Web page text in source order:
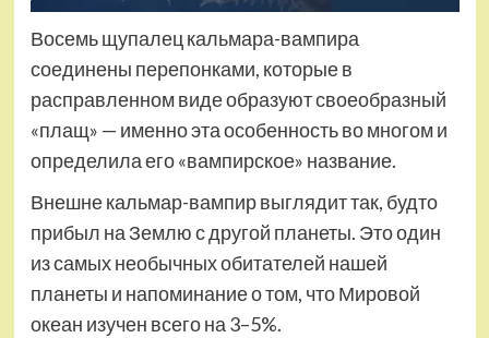
Восемь щупалец кальмара-вампира
соединены перепонками, которые в
расправленном виде образуют своеобразный
«плащ» — именно эта особенность во многом и
определила его «вампирское» название.
Внешне кальмар-вампир выглядит так, будто
прибыл на Землю с другой планеты. Это один
из самых необычных обитателей нашей
планеты и напоминание о том, что Мировой
океан изучен всего на 3–5%.